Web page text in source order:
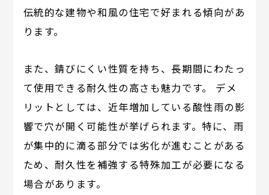
伝統的な建物や和風の住宅で好まれる傾向があ
ります。
また、錆びにくい性質を持ち、長期間にわたっ
て使用できる耐久性の高さも魅力です。 デメ
リットとしては、近年増加している酸性雨の影
響で穴が開く可能性が挙げられます。特に、雨
が集中的に滴る部分では劣化が進むことがある
ため、耐久性を補強する特殊加工が必要になる
場合があります。